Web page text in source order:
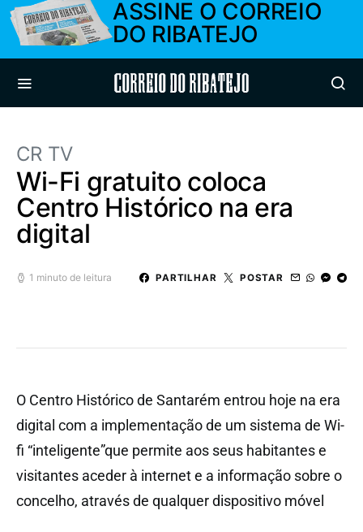
ASSINE O CORREIO
DO RIBATEJO
Correio do Ribatejo
CR TV
Wi-Fi gratuito coloca
Centro Histórico na era
digital
1 minuto de leitura PARTILHAR POSTAR
O Centro Histórico de Santarém entrou hoje na era
digital com a implementação de um sistema de Wi-
fi “inteligente”que permite aos seus habitantes e
visitantes aceder à internet e a informação sobre o
concelho, através de qualquer dispositivo móvel